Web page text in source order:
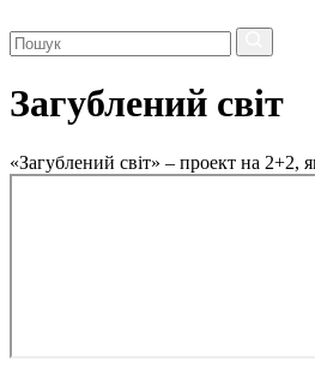
Загублений світ
«Загублений світ» – проект на 2+2,